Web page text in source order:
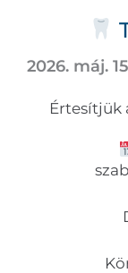
Média
Választás
2026. máj.
Értesítjük